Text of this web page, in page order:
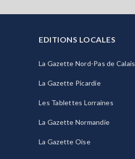
EDITIONS LOCALES
La Gazette Nord-Pas de Calais
La Gazette Picardie
Les Tablettes Lorraines
La Gazette Normandie
La Gazette Oise